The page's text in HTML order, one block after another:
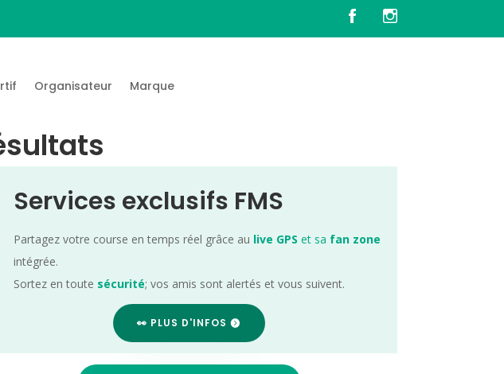
Organisateur Marque
Services exclusifs FMS
Partagez votre course en temps réel grâce au live GPS et sa fan zone
intégrée.
Sortez en toute sécurité; vos amis sont alertés et vous suivent.
👀 PLUS D'INFOS